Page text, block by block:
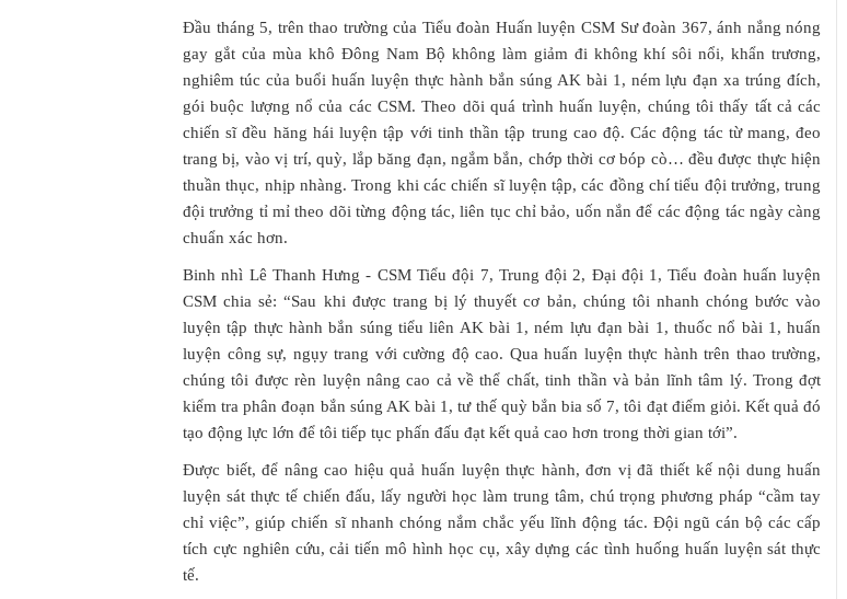
Đầu tháng 5, trên thao trường của Tiểu đoàn Huấn luyện CSM Sư đoàn 367, ánh nắng nóng
gay gắt của mùa khô Đông Nam Bộ không làm giảm đi không khí sôi nổi, khẩn trương,
nghiêm túc của buổi huấn luyện thực hành bắn súng AK bài 1, ném lựu đạn xa trúng đích,
gói buộc lượng nổ của các CSM. Theo dõi quá trình huấn luyện, chúng tôi thấy tất cả các
chiến sĩ đều hăng hái luyện tập với tinh thần tập trung cao độ. Các động tác từ mang, đeo
trang bị, vào vị trí, quỳ, lắp băng đạn, ngắm bắn, chớp thời cơ bóp cò… đều được thực hiện
thuần thục, nhịp nhàng. Trong khi các chiến sĩ luyện tập, các đồng chí tiểu đội trưởng, trung
đội trưởng tỉ mỉ theo dõi từng động tác, liên tục chỉ bảo, uốn nắn để các động tác ngày càng
chuẩn xác hơn.
Binh nhì Lê Thanh Hưng - CSM Tiểu đội 7, Trung đội 2, Đại đội 1, Tiểu đoàn huấn luyện
CSM chia sẻ: “Sau khi được trang bị lý thuyết cơ bản, chúng tôi nhanh chóng bước vào
luyện tập thực hành bắn súng tiểu liên AK bài 1, ném lựu đạn bài 1, thuốc nổ bài 1, huấn
luyện công sự, ngụy trang với cường độ cao. Qua huấn luyện thực hành trên thao trường,
chúng tôi được rèn luyện nâng cao cả về thể chất, tinh thần và bản lĩnh tâm lý. Trong đợt
kiểm tra phân đoạn bắn súng AK bài 1, tư thế quỳ bắn bia số 7, tôi đạt điểm giỏi. Kết quả đó
tạo động lực lớn để tôi tiếp tục phấn đấu đạt kết quả cao hơn trong thời gian tới”.
Được biết, để nâng cao hiệu quả huấn luyện thực hành, đơn vị đã thiết kế nội dung huấn
luyện sát thực tế chiến đấu, lấy người học làm trung tâm, chú trọng phương pháp “cầm tay
chỉ việc”, giúp chiến sĩ nhanh chóng nắm chắc yếu lĩnh động tác. Đội ngũ cán bộ các cấp
tích cực nghiên cứu, cải tiến mô hình học cụ, xây dựng các tình huống huấn luyện sát thực
tế.